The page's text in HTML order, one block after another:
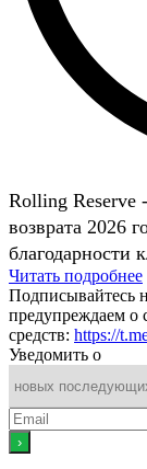
Rolling Reserve
возврата 2026
благодарности
Читать подробнее
Подписывайтесь
предупреждаем о
средств: https://
Уведомить о